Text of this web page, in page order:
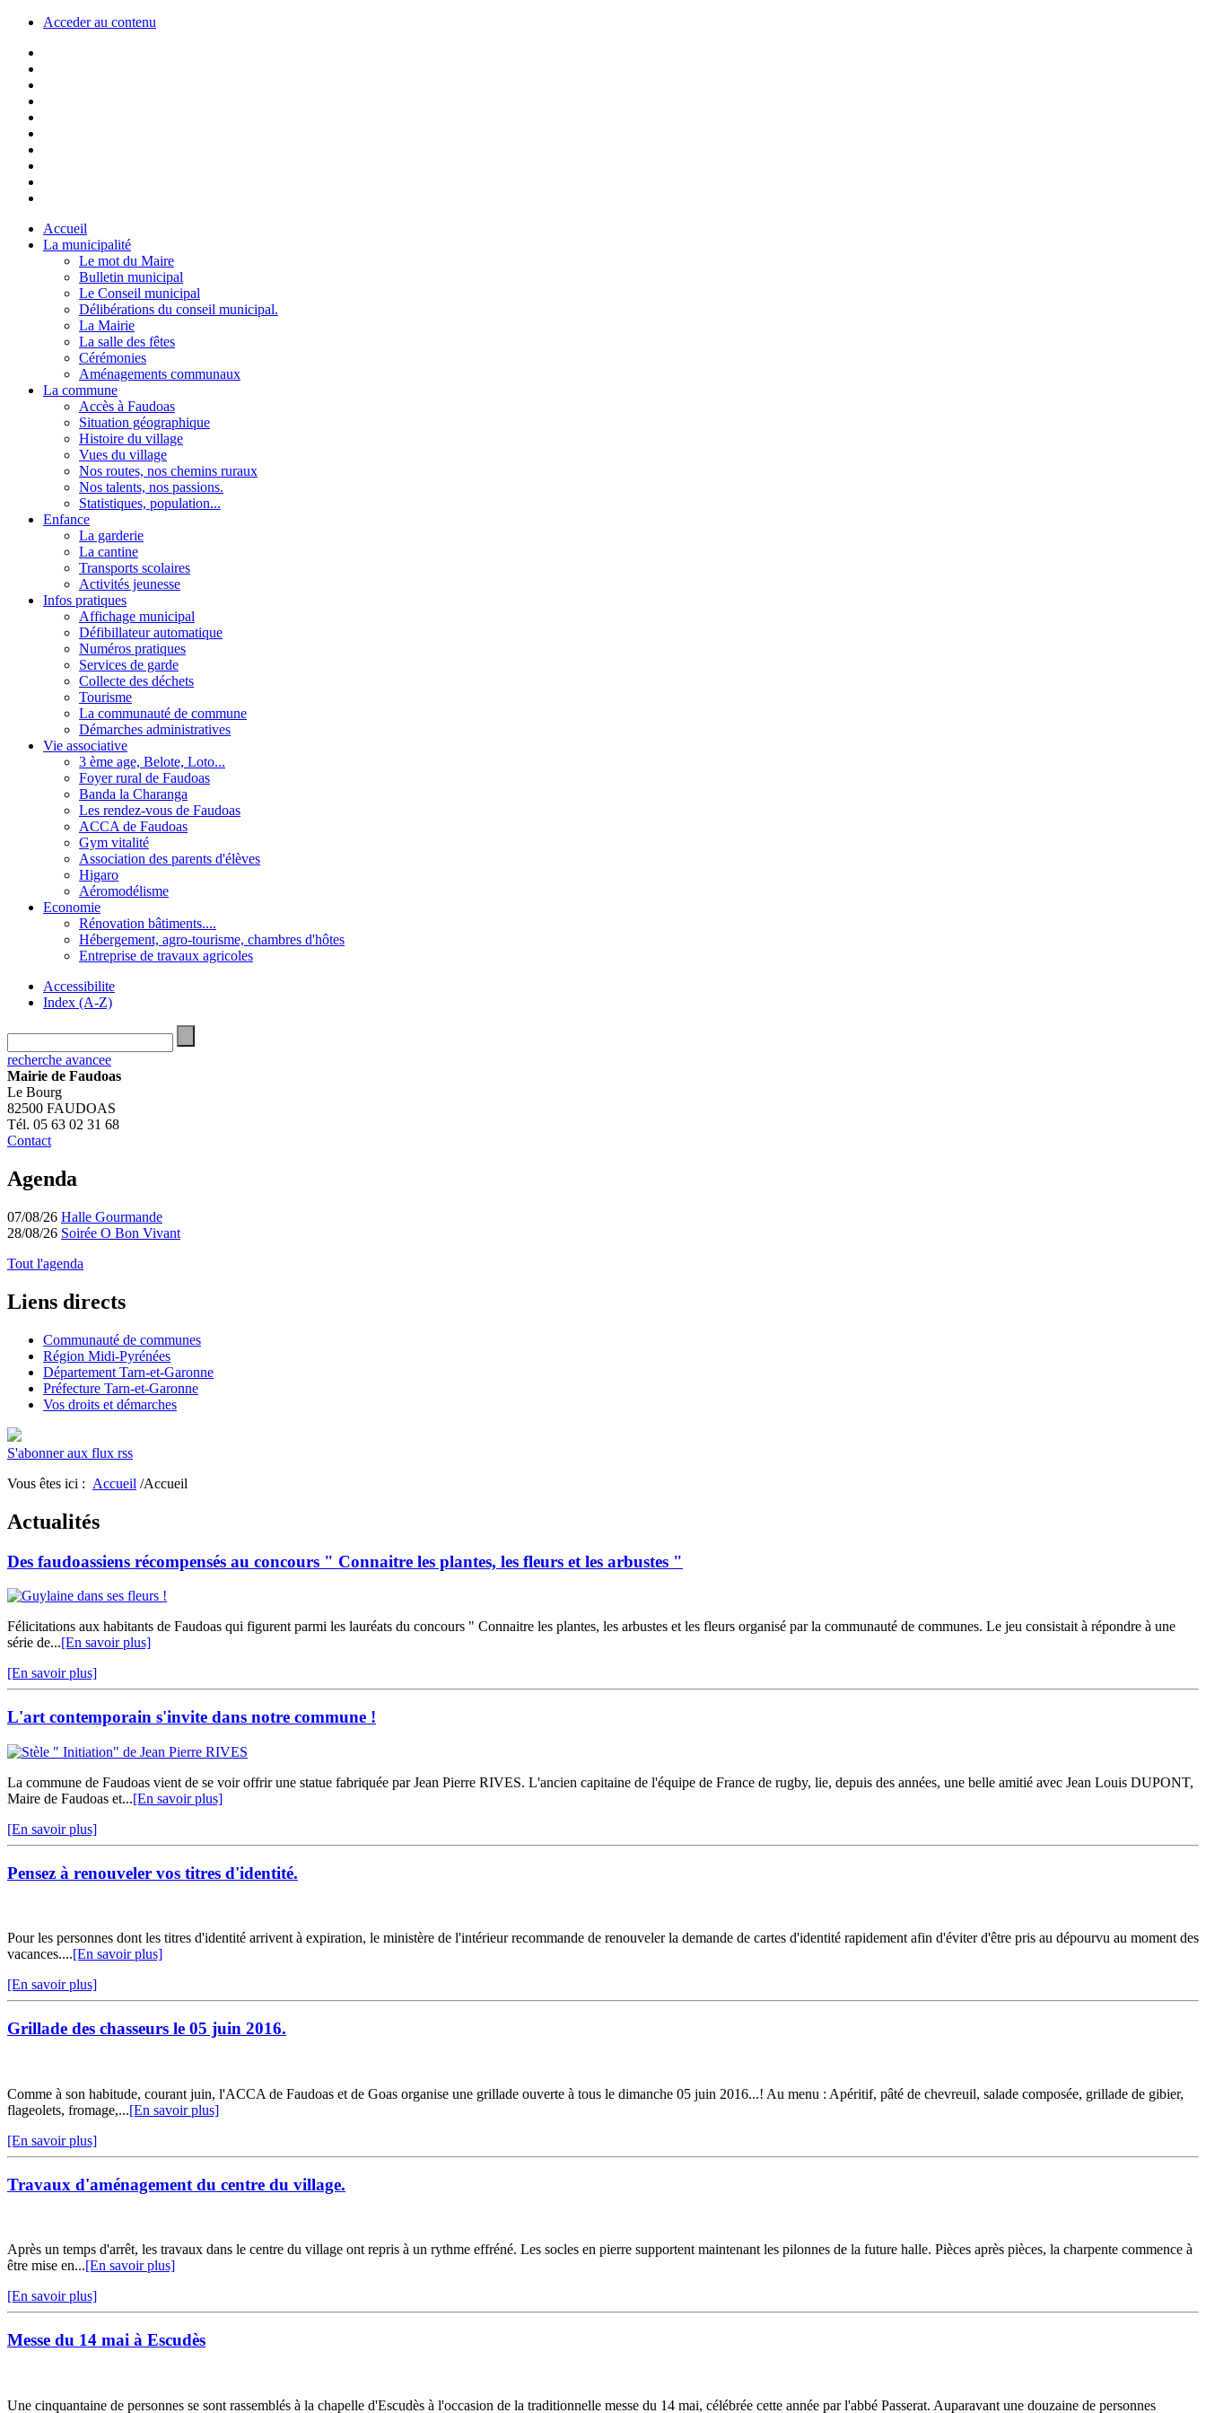
Acceder au contenu
Accueil
La municipalité
Le mot du Maire
Bulletin municipal
Le Conseil municipal
Délibérations du conseil municipal.
La Mairie
La salle des fêtes
Cérémonies
Aménagements communaux
La commune
Accès à Faudoas
Situation géographique
Histoire du village
Vues du village
Nos routes, nos chemins ruraux
Nos talents, nos passions.
Statistiques, population...
Enfance
La garderie
La cantine
Transports scolaires
Activités jeunesse
Infos pratiques
Affichage municipal
Défibillateur automatique
Numéros pratiques
Services de garde
Collecte des déchets
Tourisme
La communauté de commune
Démarches administratives
Vie associative
3 ème age, Belote, Loto...
Foyer rural de Faudoas
Banda la Charanga
Les rendez-vous de Faudoas
ACCA de Faudoas
Gym vitalité
Association des parents d'élèves
Higaro
Aéromodélisme
Economie
Rénovation bâtiments....
Hébergement, agro-tourisme, chambres d'hôtes
Entreprise de travaux agricoles
Accessibilite
Index (A-Z)
recherche avancee
Mairie de Faudoas
Le Bourg
82500 FAUDOAS
Tél. 05 63 02 31 68
Contact
Agenda
07/08/26 Halle Gourmande
28/08/26 Soirée O Bon Vivant
Tout l'agenda
Liens directs
Communauté de communes
Région Midi-Pyrénées
Département Tarn-et-Garonne
Préfecture Tarn-et-Garonne
Vos droits et démarches
S'abonner aux flux rss
Vous êtes ici : Accueil /Accueil
Actualités
Des faudoassiens récompensés au concours " Connaitre les plantes, les fleurs et les arbustes "
Félicitations aux habitants de Faudoas qui figurent parmi les lauréats du concours " Connaitre les plantes, les arbustes et les fleurs organisé par la communauté de communes. Le jeu consistait à répondre à une
série de...[En savoir plus]
[En savoir plus]
L'art contemporain s'invite dans notre commune !
La commune de Faudoas vient de se voir offrir une statue fabriquée par Jean Pierre RIVES. L'ancien capitaine de l'équipe de France de rugby, lie, depuis des années, une belle amitié avec Jean Louis DUPONT,
Maire de Faudoas et...[En savoir plus]
[En savoir plus]
Pensez à renouveler vos titres d'identité.
Pour les personnes dont les titres d'identité arrivent à expiration, le ministère de l'intérieur recommande de renouveler la demande de cartes d'identité rapidement afin d'éviter d'être pris au dépourvu au moment des
vacances....[En savoir plus]
[En savoir plus]
Grillade des chasseurs le 05 juin 2016.
Comme à son habitude, courant juin, l'ACCA de Faudoas et de Goas organise une grillade ouverte à tous le dimanche 05 juin 2016...! Au menu : Apéritif, pâté de chevreuil, salade composée, grillade de gibier,
flageolets, fromage,...[En savoir plus]
[En savoir plus]
Travaux d'aménagement du centre du village.
Après un temps d'arrêt, les travaux dans le centre du village ont repris à un rythme effréné. Les socles en pierre supportent maintenant les pilonnes de la future halle. Pièces après pièces, la charpente commence à
être mise en...[En savoir plus]
[En savoir plus]
Messe du 14 mai à Escudès
Une cinquantaine de personnes se sont rassemblés à la chapelle d'Escudès à l'occasion de la traditionnelle messe du 14 mai, célébrée cette année par l'abbé Passerat. Auparavant une douzaine de personnes